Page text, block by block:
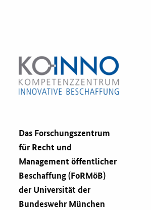
Services
Innovative Beschaffung
E-Learning
Fristenassistent
KOINNOvationsplatz
Das Forschungszentrum
für Recht und
Management öffentlicher
Beschaffung (FoRMöB)
der Universität der
Bundeswehr München